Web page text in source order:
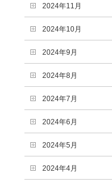
2024年11月
2024年10月
2024年9月
2024年8月
2024年7月
2024年6月
2024年5月
2024年4月